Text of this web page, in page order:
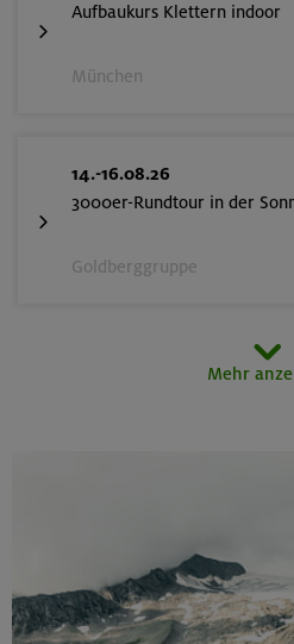
Aufbaukurs Klettern indoor
München
14.-16.08.26
3000er-Rundtour in der
Goldberggruppe
Klettertreff indoor
Mehr